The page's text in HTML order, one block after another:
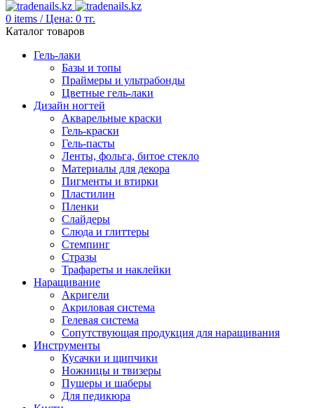
0 items / Цена: 0 тг.
Каталог товаров
Гель-лаки
Базы и топы
Праймеры и ультрабонды
Цветные гель-лаки
Дизайн ногтей
Акварельные краски
Гель-краски
Гель-пасты
Ленты, фольга, битое стекло
Материалы для декора
Пигменты и втирки
Пластилин
Пленки
Слайдеры
Слюда и глиттеры
Стемпинг
Стразы
Трафареты и наклейки
Наращивание
Акригели
Акриловая система
Гелевая система
Сопутствующая продукция для наращивания
Инструменты
Кусачки и щипчики
Ножницы и твизеры
Пушеры и шаберы
Для педикюра